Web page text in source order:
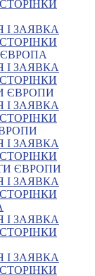
ЗАЯВКА
ЄВРОПА
ЗАЯВКА
ЄВРОПИ
ЗАЯВКА
ЗАЯВКА
ЄВРОПИ
ЗАЯВКА
ЗАЯВКА
ЗАЯВКА